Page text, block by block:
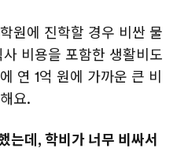
원에 진학할 경우 비싼 물
비용을 포함한 생활비도
연 1억 원에 가까운 큰 비
요.
는데, 학비가 너무 비싸서